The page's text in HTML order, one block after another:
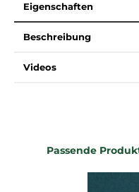
Eigenschaften
Beschreibung
Videos
Produktgalerie
Passende